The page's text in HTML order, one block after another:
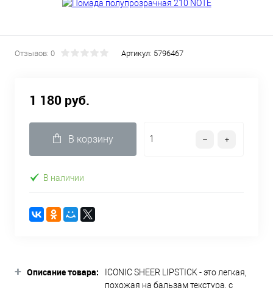
Отзывов: 0 Артикул: 5796467
1 180 руб.
В корзину
В наличии
+ Описание товара:
ICONIC SHEER LIPSTICK - это легкая,
похожая на бальзам текстура, с